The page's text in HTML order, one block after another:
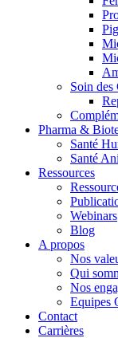
Soin des
Pharma &
Santé
Santé
Ressources
Webinars
Blog
A propos
Nos
Qui
Nos
Equipes
Contact
Carrières